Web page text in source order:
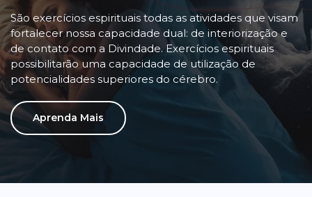
São exercícios espirituais todas as atividades que visam
fortalecer nossa capacidade dual: de interiorização e
de contato com a Divindade. Exercícios espirituais
possibilitarão uma capacidade de utilização de
potencialidades superiores do cérebro.
Aprenda Mais